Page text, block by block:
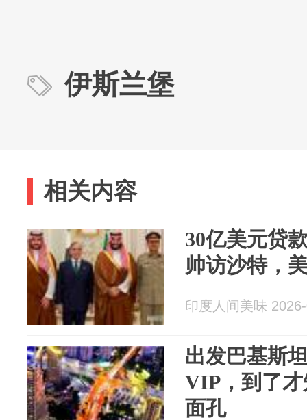
伊斯兰堡
相关内容
30亿美元贷
帅访沙特，
印度人间美味
出发巴基斯
VIP，到了
面孔